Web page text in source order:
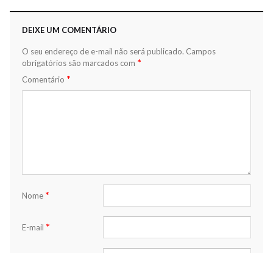
DEIXE UM COMENTÁRIO
O seu endereço de e-mail não será publicado. Campos
obrigatórios são marcados com *
Comentário *
Nome *
E-mail *